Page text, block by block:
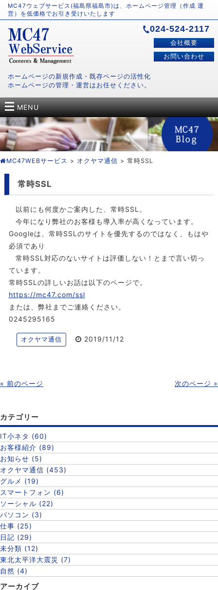
MC47ウェブサービス(福島県福島市)は、ホームページ管理（作成 運
営）を低価格でお引き受けいたします
ホームページの新規作成・既存ページの活性化
ホームページの管理・運営はお任せください。
024-524-2117
会社概要
お問い合わせ
MENU
MC47WEBサービス > オクヤマ通信 > 常時SSL
常時SSL
以前にも何度かご案内した、常時SSL。
今年になり弊社のお客様も導入率が高くなっています。
Googleは、常時SSLのサイトを優先するのではなく、もはや
必須であり
常時SSL対応のないサイトは評価しない！とまで言い切っ
ています。
常時SSLの詳しいお話は以下のページで。
https://mc47.com/ssl
または、弊社までご連絡ください。
0245295165
オクヤマ通信 2019/11/12
« 前のページ 次のページ »
カテゴリー
IT小ネタ (60)
お客様紹介 (89)
お知らせ (5)
オクヤマ通信 (453)
グルメ (19)
スマートフォン (6)
ソーシャル (22)
パソコン (3)
仕事 (25)
日記 (29)
未分類 (12)
東北太平洋大震災 (7)
自然 (4)
アーカイブ